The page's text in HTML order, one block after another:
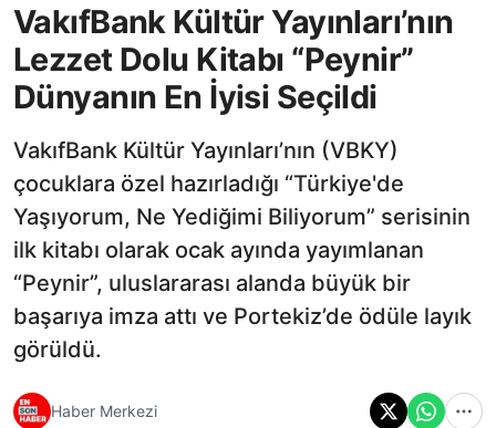
VakıfBank Kültür Yayınları’nın
Lezzet Dolu Kitabı “Peynir”
Dünyanın En İyisi Seçildi
VakıfBank Kültür Yayınları’nın (VBKY)
çocuklara özel hazırladığı “Türkiye'de
Yaşıyorum, Ne Yediğimi Biliyorum” serisinin
ilk kitabı olarak ocak ayında yayımlanan
“Peynir”, uluslararası alanda büyük bir
başarıya imza attı ve Portekiz’de ödüle layık
görüldü.
Haber Merkezi